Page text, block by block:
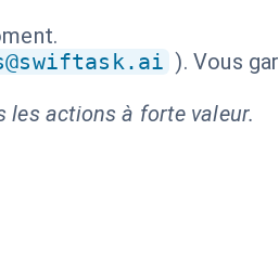
). Vous
les actions à forte valeur.